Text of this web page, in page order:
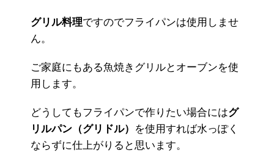
グリル料理ですのでフライパンは使用しませ
ん。
ご家庭にもある魚焼きグリルとオーブンを使
用します。
どうしてもフライパンで作りたい場合にはグ
リルパン（グリドル）
を使用すれば水っぽく
ならずに仕上がりると思います。